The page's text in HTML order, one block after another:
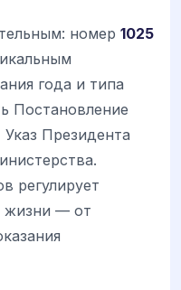
номер 1025
года и типа
Постановление
Президента
регулирует
жизни — от